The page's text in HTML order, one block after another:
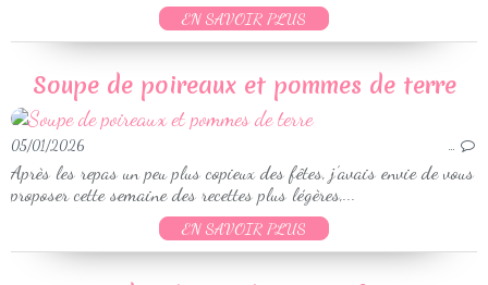
EN SAVOIR PLUS
Soupe de poireaux et pommes de terre
05/01/2026 …
Après les repas un peu plus copieux des fêtes, j’avais envie de vous
proposer cette semaine des recettes plus légères,...
EN SAVOIR PLUS